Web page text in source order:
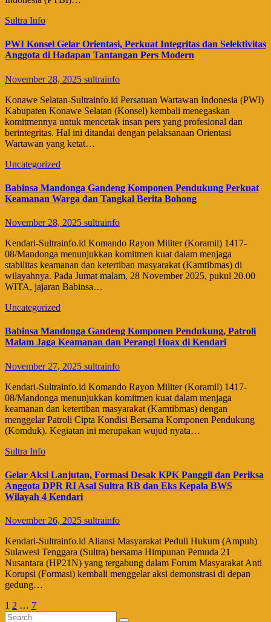
Sultra Info
PWI Konsel Gelar Orientasi, Perkuat Integritas dan Selektivitas
Anggota di Hadapan Tantangan Pers Modern
November 28, 2025 sultrainfo
​Konawe Selatan-Sultrainfo.id Persatuan Wartawan Indonesia (PWI)
Kabupaten Konawe Selatan (Konsel) kembali menegaskan
komitmennya untuk mencetak insan pers yang profesional dan
berintegritas. Hal ini ditandai dengan pelaksanaan Orientasi
Wartawan yang ketat…
Uncategorized
Babinsa Mandonga Gandeng Komponen Pendukung Perkuat
Keamanan Warga dan Tangkal Berita Bohong
November 28, 2025 sultrainfo
​Kendari-Sultrainfo.id Komando Rayon Militer (Koramil) 1417-
08/Mandonga menunjukkan komitmen kuat dalam menjaga
stabilitas keamanan dan ketertiban masyarakat (Kamtibmas) di
wilayahnya. Pada Jumat malam, 28 November 2025, pukul 20.00
WITA, jajaran Babinsa…
Uncategorized
Babinsa Mandonga Gandeng Komponen Pendukung, Patroli
Malam Jaga Keamanan dan Perangi Hoax di Kendari
November 27, 2025 sultrainfo
Kendari-Sultrainfo.id Komando Rayon Militer (Koramil) 1417-
08/Mandonga menunjukkan komitmen kuat dalam menjaga
keamanan dan ketertiban masyarakat (Kamtibmas) dengan
menggelar Patroli Cipta Kondisi Bersama Komponen Pendukung
(Komduk). Kegiatan ini merupakan wujud nyata…
Sultra Info
Gelar Aksi Lanjutan, Formasi Desak KPK Panggil dan Periksa
Anggota DPR RI Asal Sultra RB dan Eks Kepala BWS
Wilayah 4 Kendari
November 26, 2025 sultrainfo
Kendari-Sultrainfo.id Aliansi Masyarakat Peduli Hukum (Ampuh)
Sulawesi Tenggara (Sultra) bersama Himpunan Pemuda 21
Nusantara (HP21N) yang tergabung dalam Forum Masyarakat Anti
Korupsi (Formasi) kembali menggelar aksi demonstrasi di depan
gedung…
Paginasi
1 2 … 7